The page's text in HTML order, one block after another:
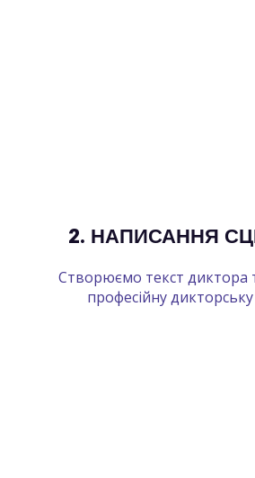
2. НАПИСАННЯ
Створюємо текст диктора
професійну